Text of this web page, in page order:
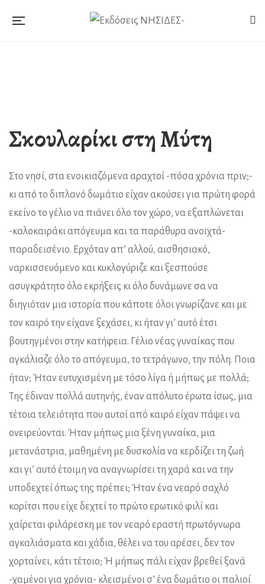
Σκουλαρίκι στη Μύτη
Στο νησί, στα ενοικιαζόμενα αραχτοί -πόσα χρόνια πριν;-
κι από το διπλανό δωμάτιο είχαν ακούσει για πρώτη φορά
εκείνο το γέλιο να πιάνει όλο τον χώρο, να εξαπλώνεται
-καλοκαιράκι απόγευμα και τα παράθυρα ανοιχτά-
παραδεισένιο. Ερχόταν απ’ αλλού, αισθησιακό,
ναρκισσευόμενο και κυκλογύριζε και ξεσπούσε
ασυγκράτητο όλο εκρήξεις κι όλο δυνάμωνε σα να
διηγιόταν μια ιστορία που κάποτε όλοι γνωρίζανε και με
τον καιρό την είχανε ξεχάσει, κι ήταν γι’ αυτό έτσι
βουτηγμένοι στην κατήφεια. Γέλιο νέας γυναίκας που
αγκάλιαζε όλο το απόγευμα, το τετράγωνο, την πόλη. Ποια
ήταν; Ήταν ευτυχισμένη με τόσο λίγα ή μήπως με πολλά;
Της έδιναν πολλά αυτηνής, έναν απόλυτο έρωτα ίσως, μια
τέτοια τελειότητα που αυτοί από καιρό είχαν πάψει να
ονειρεύονται. Ήταν μήπως μια ξένη γυναίκα, μια
μετανάστρια, μαθημένη με δυσκολία να κερδίζει τη ζωή
και γι’ αυτό έτοιμη να αναγνωρίσει τη χαρά και να την
υποδεχτεί όπως της πρέπει; Ήταν ένα νεαρό σαχλό
κορίτσι που είχε δεχτεί το πρώτο ερωτικό φιλί και
χαίρεται φιλάρεσκη με τον νεαρό εραστή πρωτόγνωρα
αγκαλιάσματα και χάδια, θέλει να του αρέσει, δεν τον
χορταίνει, κάτι τέτοιο; Ή μήπως πάλι είχαν βρεθεί ξανά
-χαμένοι για χρόνια- κλεισμένοι σ’ ένα δωμάτιο οι παλιοί